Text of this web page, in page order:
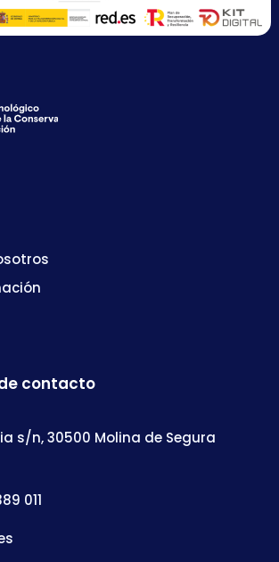
contacto
s/n, 30500 Molina de Segura
011